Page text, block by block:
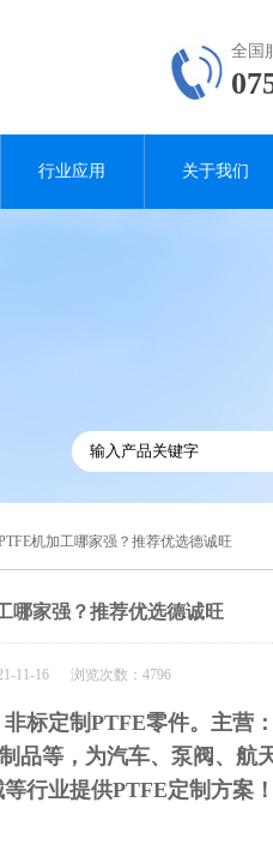
全国
行业应用 关于我们
机加工哪家强？推荐优选德诚旺
哪家强？推荐优选德诚旺
11-16 浏览次数：4796
标定制PTFE零件。主营：
品等，为汽车、泵阀、航
行业提供PTFE定制方案！